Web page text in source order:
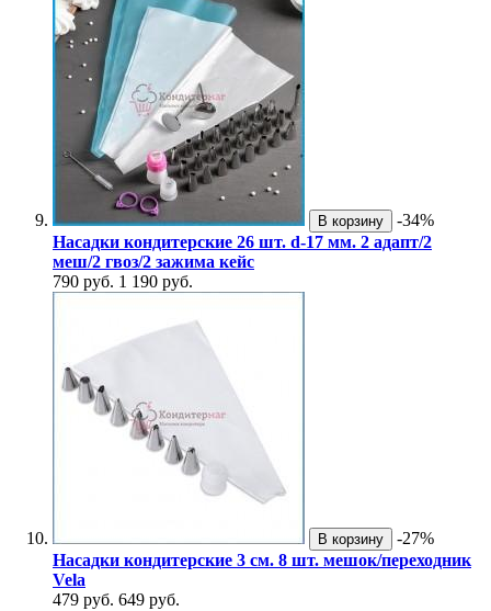
В корзину
-34%
Насадки кондитерские 26 шт. d-17 мм. 2 адапт/2
меш/2 гвоз/2 зажима кейс
790 руб. 1 190 руб.
В корзину
-27%
Насадки кондитерские 3 см. 8 шт. мешок/переходник
Vela
479 руб. 649 руб.